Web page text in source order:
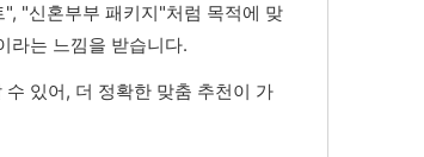
"신혼부부 패키지"처럼 목적에 맞
라는 느낌을 받습니다.
있어, 더 정확한 맞춤 추천이 가